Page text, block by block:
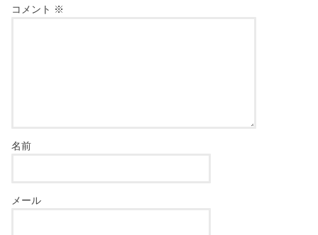
コメント ※
名前
メール